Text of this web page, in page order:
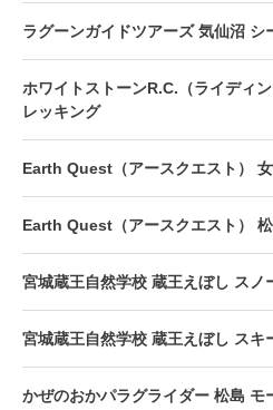
ラグーンガイドツアーズ 気仙沼 シ
ホワイトストーンR.C.（ライディ
レッキング
Earth Quest（アースクエスト）
Earth Quest（アースクエスト）
宮城蔵王自然学校 蔵王えぼし スノ
宮城蔵王自然学校 蔵王えぼし スキ
かぜのおかパラグライダー 松島 モ